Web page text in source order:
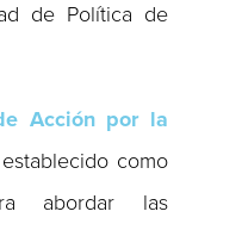
de Política de
Acción por la
como
abordar las